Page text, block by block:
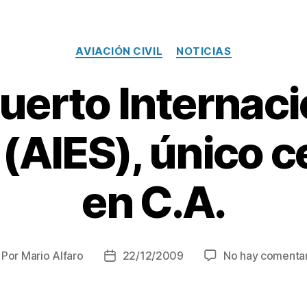
Categorías
AVIACIÓN CIVIL NOTICIAS
único
en C.A.
Por Mario Alfaro
Fecha22/12/2009 No hay